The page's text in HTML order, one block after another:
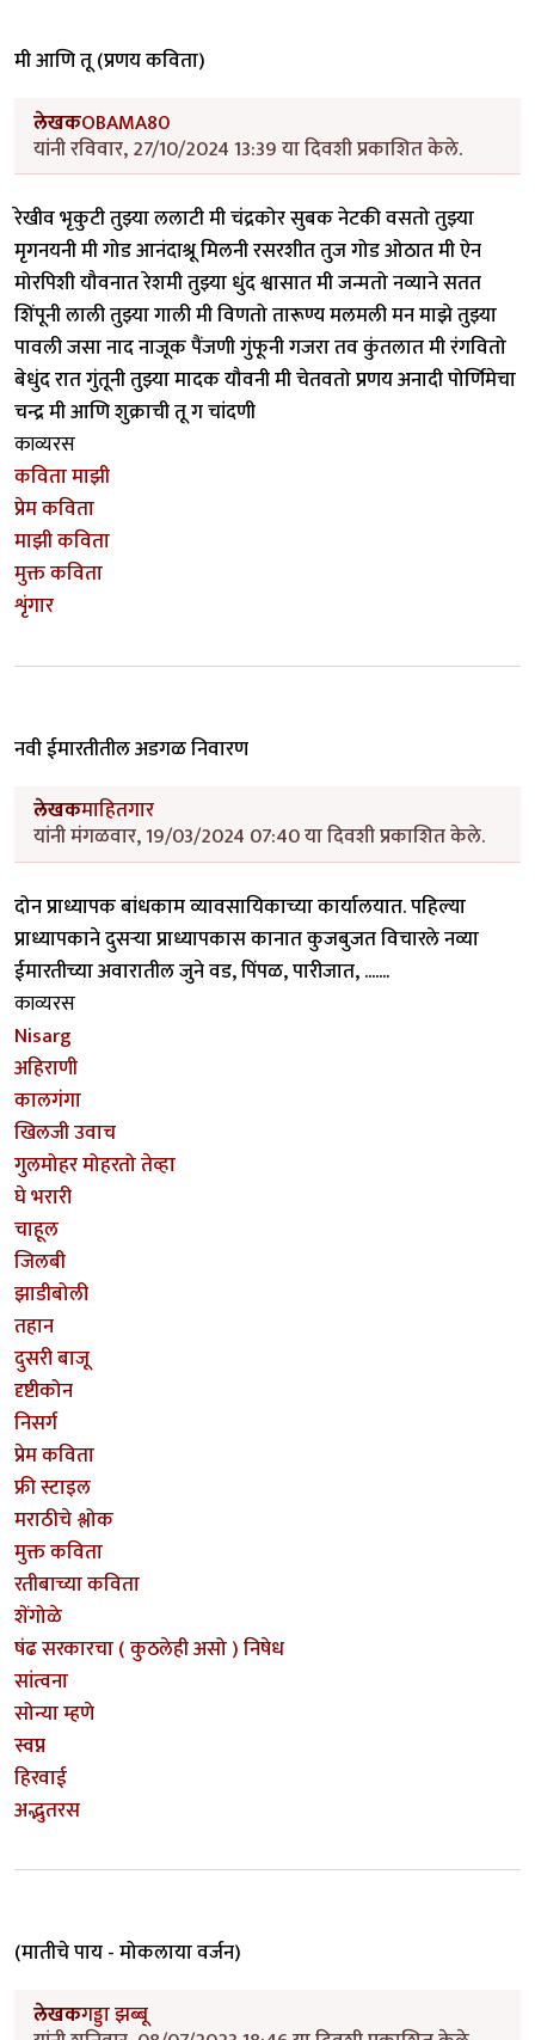
मी आणि तू (प्रणय कविता)
लेखकOBAMA80
यांनी रविवार, 27/10/2024 13:39 या दिवशी प्रकाशित केले.
रेखीव भृकुटी तुझ्या ललाटी मी चंद्रकोर सुबक नेटकी वसतो तुझ्या
मृगनयनी मी गोड आनंदाश्रू मिलनी रसरशीत तुज गोड ओठात मी ऐन
मोरपिशी यौवनात रेशमी तुझ्या धुंद श्वासात मी जन्मतो नव्याने सतत
शिंपूनी लाली तुझ्या गाली मी विणतो तारूण्य मलमली मन माझे तुझ्या
पावली जसा नाद नाजूक पैंजणी गुंफूनी गजरा तव कुंतलात मी रंगवितो
बेधुंद रात गुंतूनी तुझ्या मादक यौवनी मी चेतवतो प्रणय अनादी पोर्णिमेचा
चन्द्र मी आणि शुक्राची तू ग चांदणी
काव्यरस
कविता माझी
प्रेम कविता
माझी कविता
मुक्त कविता
शृंगार
नवी ईमारतीतील अडगळ निवारण
लेखकमाहितगार
यांनी मंगळवार, 19/03/2024 07:40 या दिवशी प्रकाशित केले.
दोन प्राध्यापक बांधकाम व्यावसायिकाच्या कार्यालयात. पहिल्या
प्राध्यापकाने दुसर्‍या प्राध्यापकास कानात कुजबुजत विचारले नव्या
ईमारतीच्या अवारातील जुने वड, पिंपळ, पारीजात, .......
काव्यरस
Nisarg
अहिराणी
कालगंगा
खिलजी उवाच
गुलमोहर मोहरतो तेव्हा
घे भरारी
चाहूल
जिलबी
झाडीबोली
तहान
दुसरी बाजू
दृष्टीकोन
निसर्ग
प्रेम कविता
फ्री स्टाइल
मराठीचे श्लोक
मुक्त कविता
रतीबाच्या कविता
शेंगोळे
षंढ सरकारचा ( कुठलेही असो ) निषेध
सांत्वना
सोन्या म्हणे
स्वप्न
हिरवाई
अद्भुतरस
(मातीचे पाय - मोकलाया वर्जन)
लेखकगड्डा झब्बू